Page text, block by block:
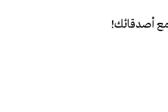
أصدقائك!